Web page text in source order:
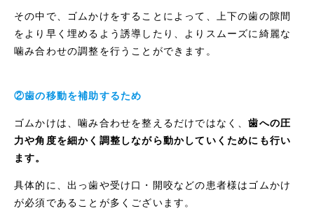
その中で、ゴムかけをすることによって、上下の歯の隙間
をより早く埋めるよう誘導したり、よりスムーズに綺麗な
噛み合わせの調整を行うことができます。
②歯の移動を補助するため
ゴムかけは、噛み合わせを整えるだけではなく、歯への圧
力や角度を細かく調整しながら動かしていくためにも行い
ます。
具体的に、出っ歯や受け口・開咬などの患者様はゴムかけ
が必須であることが多くございます。